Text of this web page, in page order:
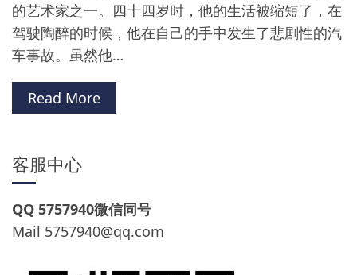
的艺术家之一。四十四岁时，他的生活被缩短了，在
驾驶陶醉的时候，他在自己的手中发生了悲剧性的汽
车事故。虽然他…
Read More
客服中心
QQ 5757940微信同号
Mail 5757940@qq.com